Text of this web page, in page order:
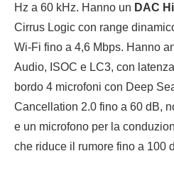
Hz a 60 kHz. Hanno un DAC
Cirrus Logic con range
Wi-Fi fino a 4,6 Mbps. Hanno
Audio, ISOC e LC3, con
bordo 4 microfoni con Deep
Cancellation 2.0 fino a 60 dB,
e un microfono per la
che riduce il rumore fino a 100